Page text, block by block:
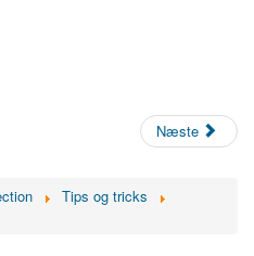
Næste
Tips og tricks